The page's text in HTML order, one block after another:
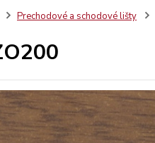
Prechodové a schodové lišty